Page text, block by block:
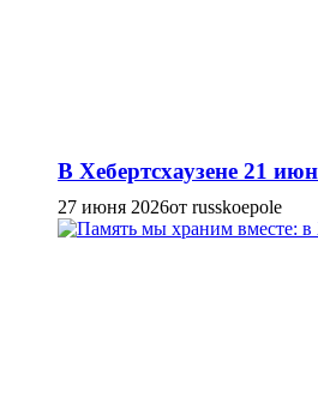
В Хебертсхаузене 21
27 июня 2026от russkoepole